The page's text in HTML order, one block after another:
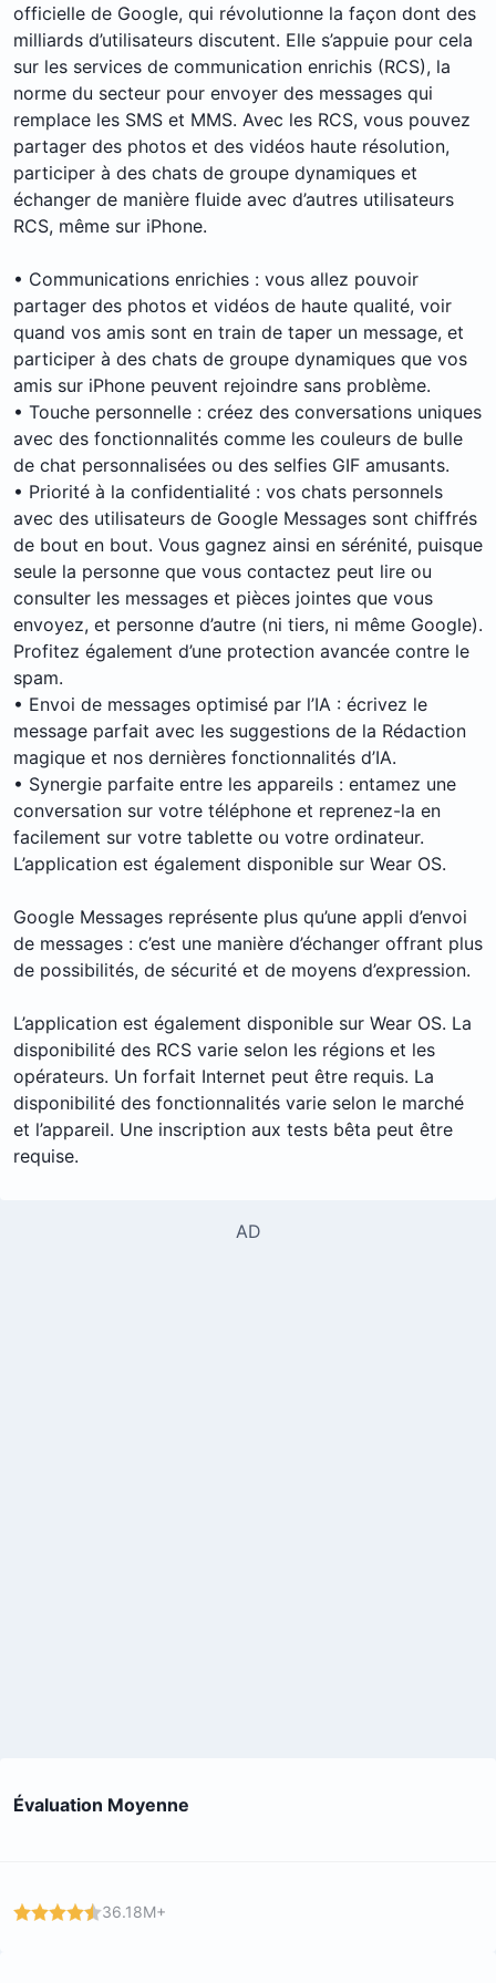
officielle de Google, qui révolutionne la façon dont des
milliards d’utilisateurs discutent. Elle s’appuie pour cela
sur les services de communication enrichis (RCS), la
norme du secteur pour envoyer des messages qui
remplace les SMS et MMS. Avec les RCS, vous pouvez
partager des photos et des vidéos haute résolution,
participer à des chats de groupe dynamiques et
échanger de manière fluide avec d’autres utilisateurs
RCS, même sur iPhone.
• Communications enrichies : vous allez pouvoir
partager des photos et vidéos de haute qualité, voir
quand vos amis sont en train de taper un message, et
participer à des chats de groupe dynamiques que vos
amis sur iPhone peuvent rejoindre sans problème.
• Touche personnelle : créez des conversations uniques
avec des fonctionnalités comme les couleurs de bulle
de chat personnalisées ou des selfies GIF amusants.
• Priorité à la confidentialité : vos chats personnels
avec des utilisateurs de Google Messages sont chiffrés
de bout en bout. Vous gagnez ainsi en sérénité, puisque
seule la personne que vous contactez peut lire ou
consulter les messages et pièces jointes que vous
envoyez, et personne d’autre (ni tiers, ni même Google).
Profitez également d’une protection avancée contre le
spam.
• Envoi de messages optimisé par l’IA : écrivez le
message parfait avec les suggestions de la Rédaction
magique et nos dernières fonctionnalités d’IA.
• Synergie parfaite entre les appareils : entamez une
conversation sur votre téléphone et reprenez-la en
facilement sur votre tablette ou votre ordinateur.
L’application est également disponible sur Wear OS.
Google Messages représente plus qu’une appli d’envoi
de messages : c’est une manière d’échanger offrant plus
de possibilités, de sécurité et de moyens d’expression.
L’application est également disponible sur Wear OS. La
disponibilité des RCS varie selon les régions et les
opérateurs. Un forfait Internet peut être requis. La
disponibilité des fonctionnalités varie selon le marché
et l’appareil. Une inscription aux tests bêta peut être
requise.
AD
Évaluation Moyenne
36.18M+